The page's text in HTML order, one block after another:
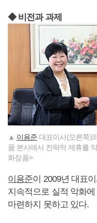
◆ 비전과 과제
▲ 이용준 대표이사(오른쪽)
품 본사에서 전략적 제휴를
화장품>
이용준이 2009년 대표
지속적으로 실적 악화
마련하지 못하고 있다.